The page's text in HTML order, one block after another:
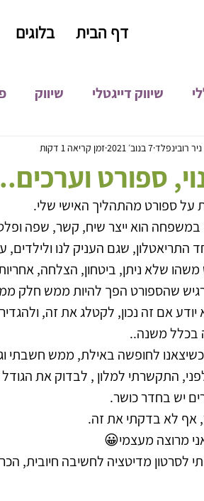
דף הבית בלוגים
שיווק דייגטלי שיווק
מיתוג קידום אורגני
חדשות פיתוח עסקי
ספורט וערכים.. 30.10.2021, 24.9.2021
ניר רובינפלד7 בנוב׳ 2021 זמן קריאה 1 דקות
על ספורט מהתהליך האישי שלי.
במשפחה הוא ייצר שיח, קשר, שפה
התריאטלון, שגם העניק לנו
שלא ניתן, ביטחון, הצלחה,
שהספורט הפך להיות ממש חלק
יודע אם זה נכון, לקטלג את זה,
בכלל משנה..
לחופשה באילת, ממש חשבתי
התקשרתי למלון , לבדוק את
יש בחדר כושר.
אף לא בדקתי את זה.
מרוצה מעצמי😀
לסרטון מדיטציה לחשיבה חיובית,